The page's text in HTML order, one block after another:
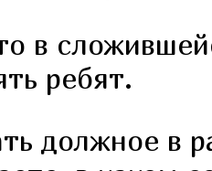
в
ребят.
должное в